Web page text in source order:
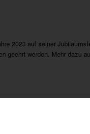
2023 auf seiner
geehrt werden. Mehr dazu